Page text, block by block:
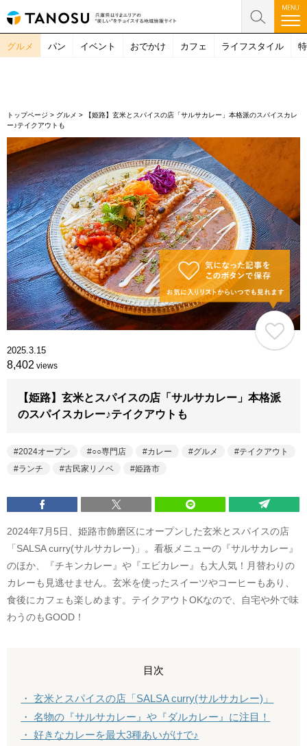
グルメ パン イベント おでかけ カフェ ライフスタイル
トップページ > グルメ >
【姫路】玄米とスパイスの店「サルサカレー」本格派のスパイスカレ
ー♪テイクアウトも
2025.3.15
8,402 views
【姫路】玄米とスパイスの店「サルサカレー」本格派
のスパイスカレー♪テイクアウトも
2024オープン ○○専門店 カレー グルメ
テイクアウト
ランチ
古民家リノベ 姫路市
2024年7月5日、姫路市飾磨区にオープンした玄米とスパイスの店
「SALSA curry(サルサカレー)」。看板メニューの『サルサカレー』
のほか、『チキンカレー』や『エビカレー』も大人気！月替わりの
カレーも見逃せません。玄米を使ったスイーツやコーヒーもあり、
食後にカフェも楽しめます。テイクアウトOKなので、自宅や外で味
わうのもGOOD！
目次
・ 玄米とスパイスの店「SALSA curry(サルサカレー)」
・ 名物の『サルサカレー』や『ダルカレー』に注目！
・ 好きなカレーを最大3種あいがけで♪